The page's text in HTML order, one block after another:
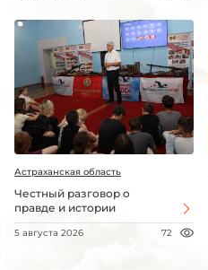
Астраханская область
Честный разговор о
правде и истории
5 августа 2026 72